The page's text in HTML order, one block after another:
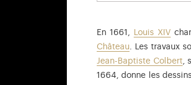
En 1661, Louis XIV
Château. Les travaux
Jean-Baptiste Colbert,
1664, donne les